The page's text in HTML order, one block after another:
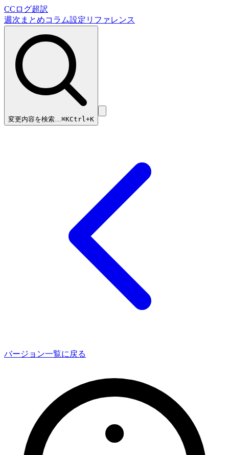
CCログ超訳
週次まとめコラム設定リファレンス
変更内容を検索…⌘KCtrl+K
バージョン一覧に戻る